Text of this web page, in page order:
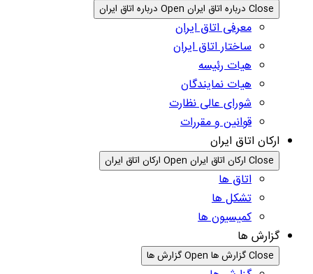
Close درباره اتاق ایران Open درباره اتاق ایران
معرفی اتاق ایران
ساختار اتاق ایران
هیات رئیسه
هیات نمایندگان
شورای عالی نظارت
قوانین و مقررات
ارکان اتاق ایران
Close ارکان اتاق ایران Open ارکان اتاق ایران
اتاق ها
تشکل ها
کمیسیون ها
گزارش ها
Close گزارش ها Open گزارش ها